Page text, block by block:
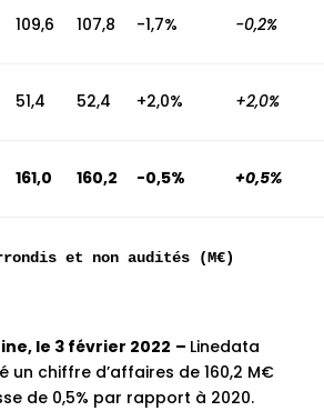
109,6 107,8 -1,7% -0,2%
51,4 52,4 +2,0% +2,0%
161,0 160,2 -0,5% +0,5%
le 3 février 2022 – Linedata
un chiffre d’affaires de 160,2 M€
de 0,5% par rapport à 2020.